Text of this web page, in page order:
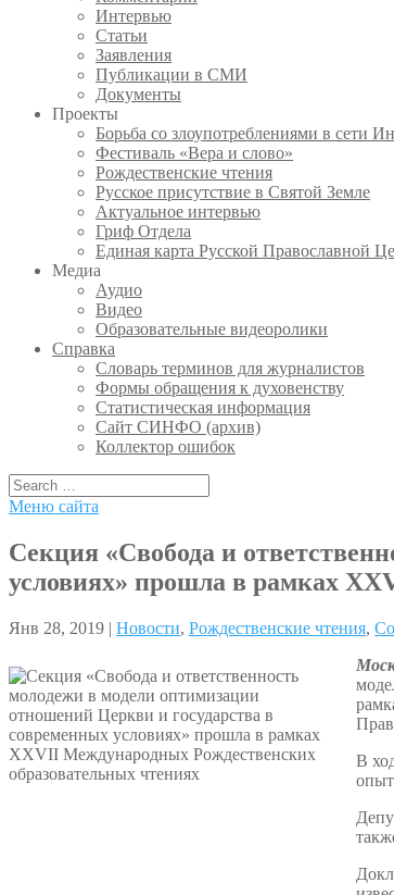
Интервью
Статьи
Заявления
Публикации в СМИ
Документы
Проекты
Борьба со злоупотреблениями в сети
Фестиваль «Вера и слово»
Рождественские чтения
Русское присутствие в Святой Земле
Актуальное интервью
Гриф Отдела
Единая карта Русской Православной
Медиа
Аудио
Видео
Образовательные видеоролики
Справка
Словарь терминов для журналистов
Формы обращения к духовенству
Статистическая информация
Сайт СИНФО (архив)
Коллектор ошибок
Меню сайта
Секция «Свобода и
условиях» прошла в рамках
Янв 28, 2019 | Новости, Рождественские чтения,
В